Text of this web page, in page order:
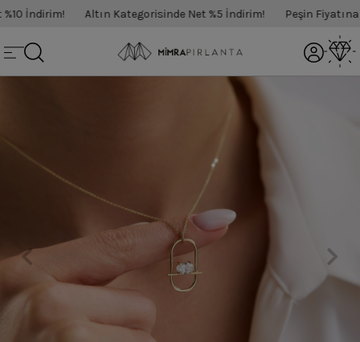
İndirim! Altın Kategorisinde Net %5 İndirim! Peşin Fiyatına